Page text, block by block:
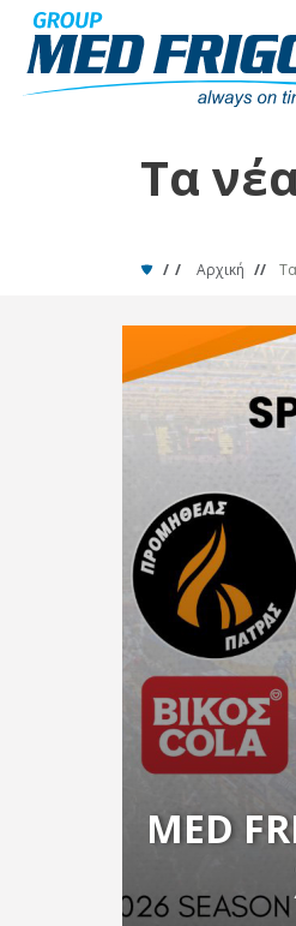
Skip to main content
Τα
Αρχική
MED